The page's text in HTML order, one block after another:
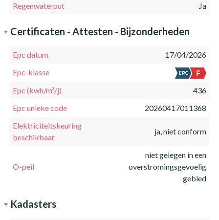
Regenwaterput
Ja
Certificaten - Attesten - Bijzonderheden
Epc datum
17/04/2026
Epc-klasse
Epc (kwh/m²/j)
436
Epc unieke code
20260417011368
Elektriciteitskeuring
beschikbaar
ja, niet conform
O-peil
niet gelegen in een
overstromingsgevoelig
gebied
Kadasters